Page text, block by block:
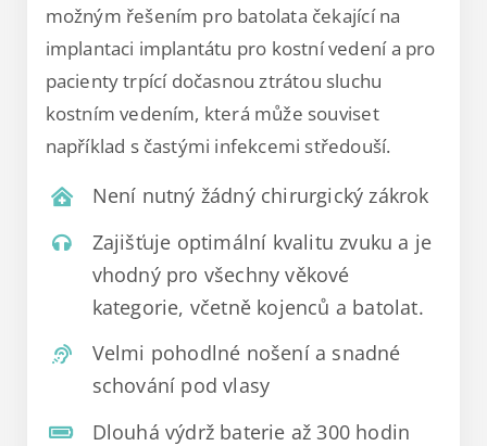
možným řešením pro batolata čekající na
implantaci implantátu pro kostní vedení a pro
pacienty trpící dočasnou ztrátou sluchu
kostním vedením, která může souviset
například s častými infekcemi středouší.
Není nutný žádný chirurgický zákrok
Zajišťuje optimální kvalitu zvuku a je
vhodný pro všechny věkové
kategorie, včetně kojenců a batolat.
Velmi pohodlné nošení a snadné
schování pod vlasy
Dlouhá výdrž baterie až 300 hodin